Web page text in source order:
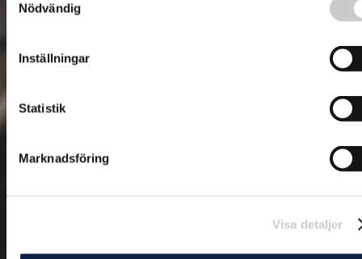
Nödvändig
Inställningar
Statistik
Marknadsföring
Visa detaljer